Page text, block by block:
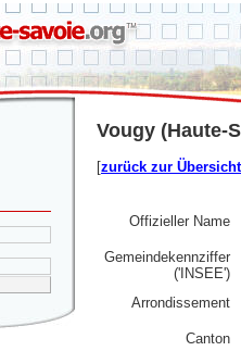
Vougy (Haute-
[zurück zur Übersicht
Offizieller Name
Gemeindekennziffer
('INSEE')
Arrondissement
Canton